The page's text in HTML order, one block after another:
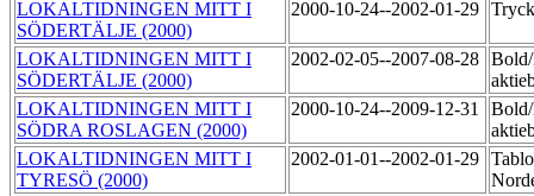
LOKALTIDNINGEN MITT I
SÖDERTÄLJE (2000)
2000-10-24--2002-01-29
LOKALTIDNINGEN MITT I
SÖDERTÄLJE (2000)
2002-02-05--2007-08-28
LOKALTIDNINGEN MITT I
SÖDRA ROSLAGEN (2000)
2000-10-24--2009-12-31
LOKALTIDNINGEN MITT I
TYRESÖ (2000)
2002-01-01--2002-01-29